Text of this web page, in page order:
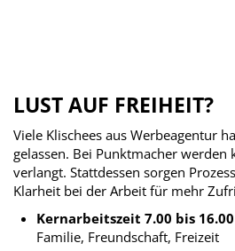
LUST AUF FREIHEIT?
Viele Klischees aus Werbeagentur
gelassen. Bei Punktmacher werden
verlangt. Stattdessen sorgen
Klarheit bei der Arbeit für mehr
Kernarbeitszeit 7.00 bis
Familie, Freundschaft, Freizeit